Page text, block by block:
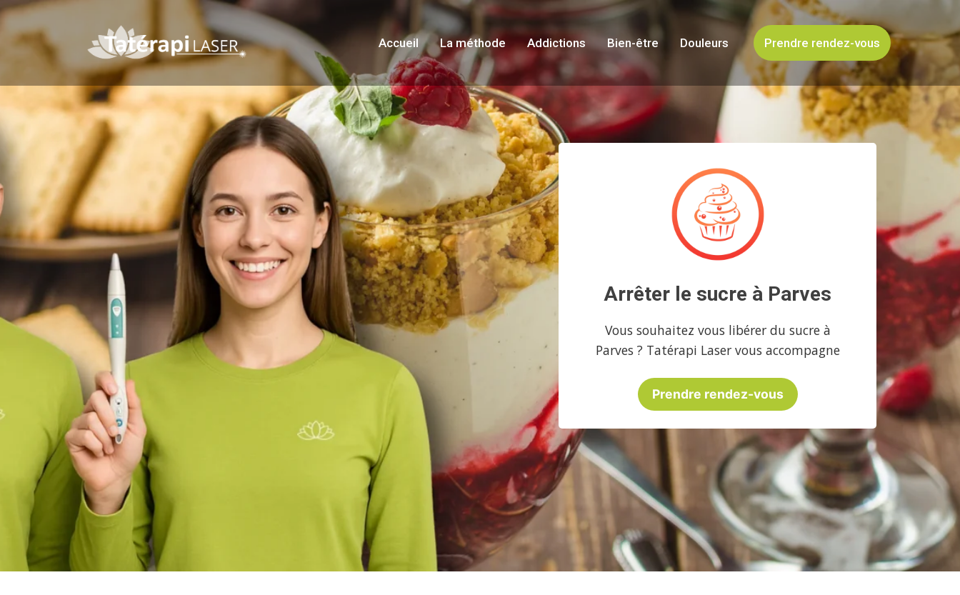
Accueil La méthode Addictions Bien-être Douleurs Prendre rendez-vous
Arrêter le sucre à Parves
Vous souhaitez vous libérer du sucre à
Parves ? Tatérapi Laser vous accompagne
Prendre rendez-vous